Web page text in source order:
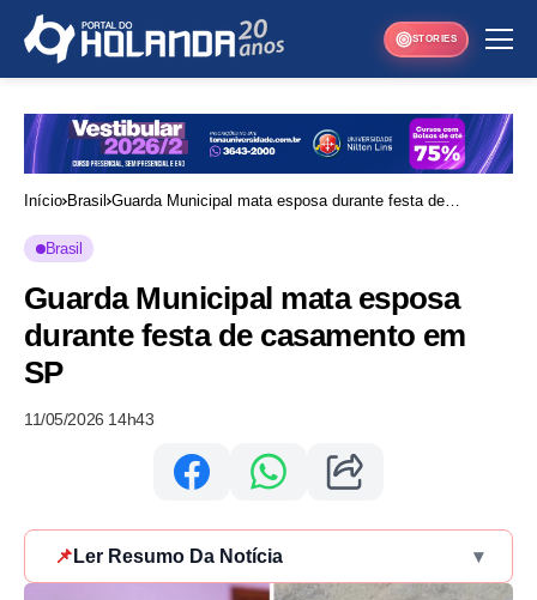
STORIES
Início Brasil Guarda Municipal mata esposa durante festa de
Brasil
Guarda Municipal mata esposa
durante festa de casamento em
SP
11/05/2026 14h43
📌 Ler Resumo Da Notícia ▾